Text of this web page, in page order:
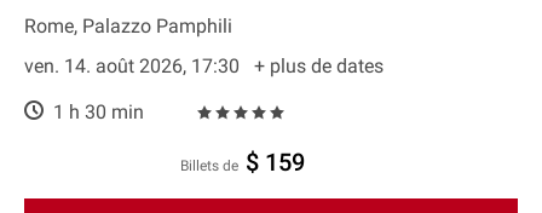
Rome, Palazzo Pamphili
ven. 14. août 2026, 17:30
+ plus de dates
1 h 30 min
Billets de $ 159